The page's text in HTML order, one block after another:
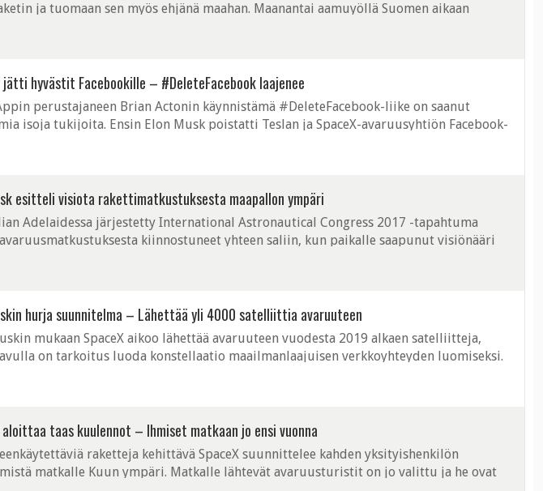
ja tuomaan sen myös ehjänä maahan. Maanantai aamuyöllä Suomen aikaan
jätti hyvästit Facebookille – #DeleteFacebook laajenee
perustajaneen Brian Actonin käynnistämä #DeleteFacebook-liike on saanut
isoja tukijoita. Ensin Elon Musk poistatti Teslan ja SpaceX-avaruusyhtiön Facebook-
esitteli visiota rakettimatkustuksesta maapallon ympäri
Adelaidessa järjestetty International Astronautical Congress 2017 -tapahtuma
kiinnostuneet yhteen saliin, kun paikalle saapunut visiönääri
hurja suunnitelma – Lähettää yli 4000 satelliittia avaruuteen
mukaan SpaceX aikoo lähettää avaruuteen vuodesta 2019 alkaen satelliitteja,
on tarkoitus luoda konstellaatio maailmanlaajuisen verkkoyhteyden luomiseksi.
aloittaa taas kuulennot – Ihmiset matkaan jo ensi vuonna
raketteja kehittävä SpaceX suunnittelee kahden yksityishenkilön
matkalle Kuun ympäri. Matkalle lähtevät avaruusturistit on jo valittu ja he ovat